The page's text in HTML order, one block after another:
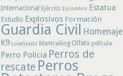
Internacional
Ejército Escombro Estatua
Estudio Explosivos Formación
Guardia Civil
Homenaje
K9 Localizado Mantrailing Olfato película
Perro Policia Perros de
rescate Perros